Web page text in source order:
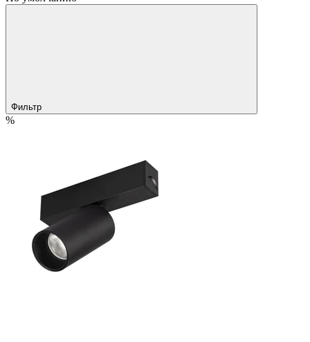
Фильтр
%